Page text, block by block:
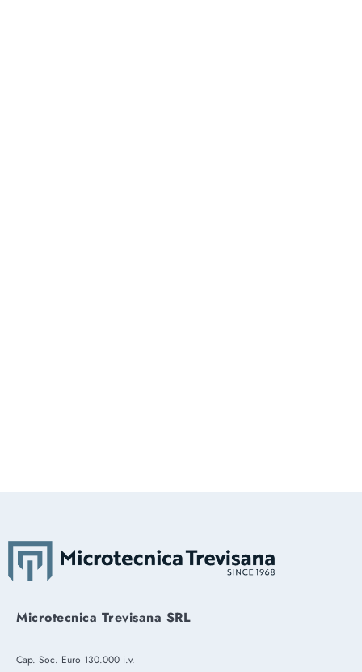
Microtecnica Trevisana SRL
Cap. Soc. Euro 130.000 i.v.